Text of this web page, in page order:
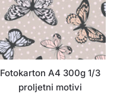
Fotokarton A4 300g 1/3
proljetni motivi